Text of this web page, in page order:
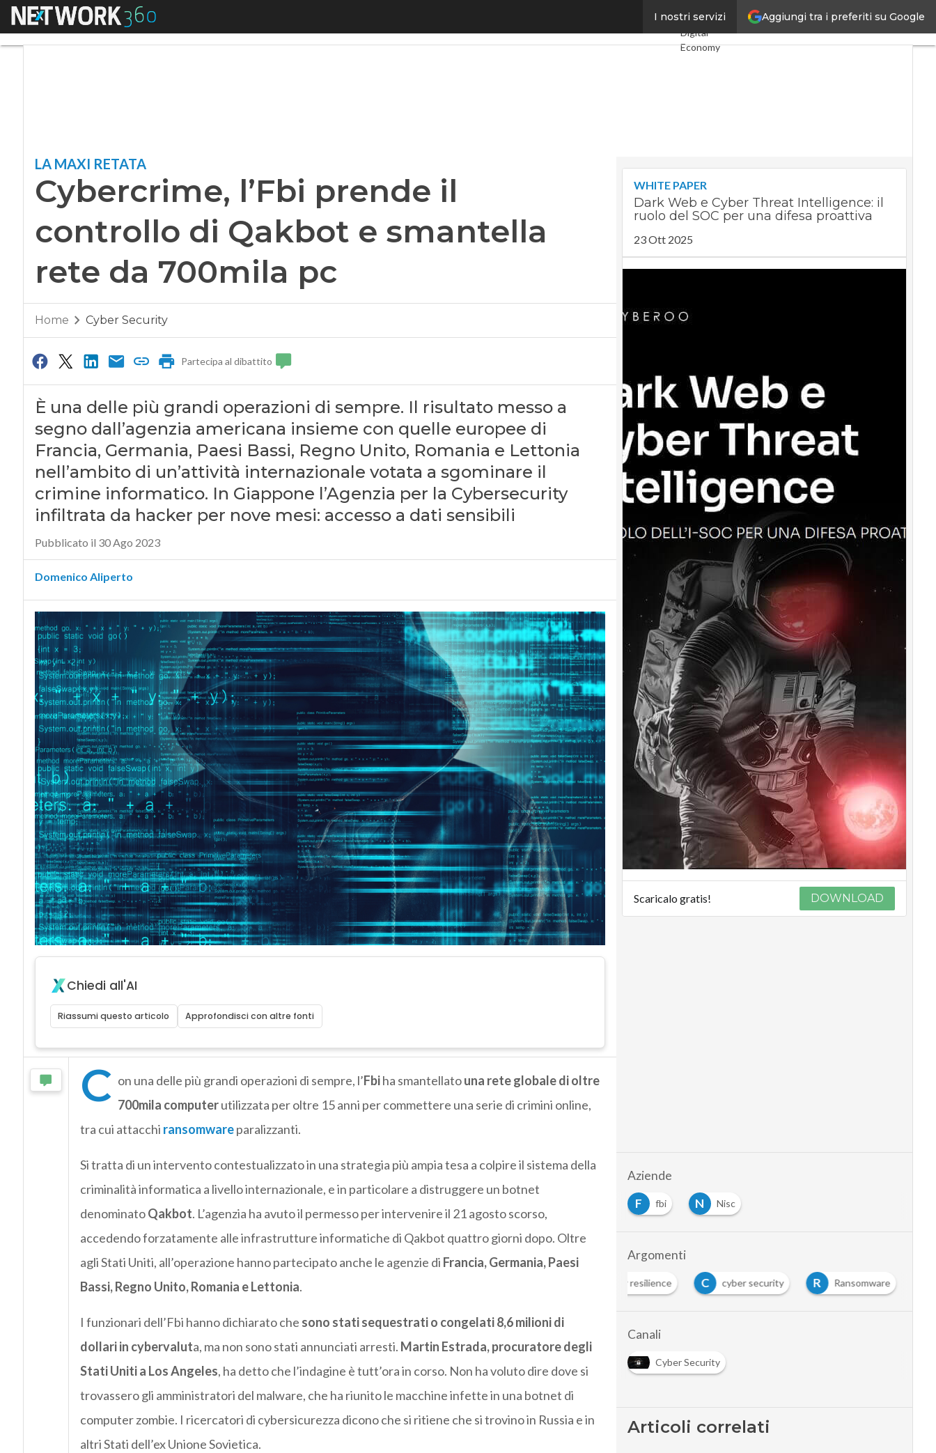
Aggiungi tra i preferiti su Google
I nostri servizi
Menu Cybercrime, l’Fbi prende il controllo di Qakbot e smantella rete da 700mila pcUltimi articoli
Digital
Economy
Le Guide di
CorCom
Podcast
Privacy
LA MAXI RETATA
Cybercrime, l’Fbi prende il
controllo di Qakbot e smantella
rete da 700mila pc
Home Cyber Security
Partecipa al dibattito
È una delle più grandi operazioni di sempre. Il risultato messo a
segno dall’agenzia americana insieme con quelle europee di
Francia, Germania, Paesi Bassi, Regno Unito, Romania e Lettonia
nell’ambito di un’attività internazionale votata a sgominare il
crimine informatico. In Giappone l’Agenzia per la Cybersecurity
infiltrata da hacker per nove mesi: accesso a dati sensibili
Pubblicato il 30 Ago 2023
Domenico Aliperto
Chiedi all'AI
Riassumi questo articolo Approfondisci con altre fonti
C on una delle più grandi operazioni di sempre, l’Fbiha smantellatouna rete globale di oltre
700mila computerutilizzata per oltre 15 anni per commettere una serie di crimini online,
tra cui attacchi ransomware paralizzanti.
Si tratta di un intervento contestualizzato in una strategia più ampia tesa a colpire il sistema della
criminalità informatica a livello internazionale, e in particolare a distruggere un botnet
denominatoQakbot. L’agenzia ha avuto il permesso per intervenire il 21 agosto scorso,
accedendo forzatamente alle infrastrutture informatiche di Qakbot quattro giorni dopo. Oltre
agli Stati Uniti, all’operazione hanno partecipato anche le agenzie di Francia, Germania, Paesi
Bassi, Regno Unito, Romania e Lettonia.
I funzionari dell’Fbi hanno dichiarato che sono stati sequestrati o congelati 8,6 milioni di
dollari in cybervaluta, ma non sono stati annunciati arresti. Martin Estrada, procuratore degli
Stati Uniti a Los Angeles, ha detto che l’indagine è tutt’ora in corso. Non ha voluto dire dove si
trovassero gli amministratori del malware, che ha riunito le macchine infette in una botnet di
computer zombie. I ricercatori di cybersicurezza dicono che si ritiene che si trovino in Russia e in
altri Stati dell’ex Unione Sovietica.
WHITE PAPER
Dark Web e Cyber Threat Intelligence: il
ruolo del SOC per una difesa proattiva
23 Ott 2025
Scaricalo gratis! DOWNLOAD
Aziende
F
fbi N Nisc
Argomenti
cyber resilience C cyber security R Ransomware
Canali
Cyber Security
Articoli correlati